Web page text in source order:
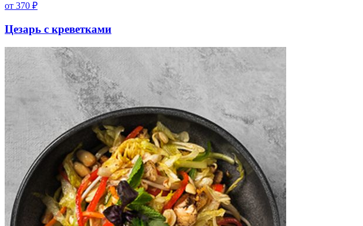
от 370 ₽
Цезарь с креветками